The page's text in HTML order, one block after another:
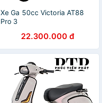
Xe Ga 50cc Victoria AT88
Pro 3
22.300.000 đ